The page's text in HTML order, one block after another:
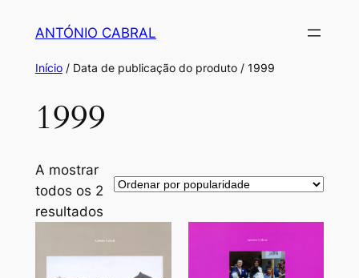
conteúdo
ANTÓNIO CABRAL
Início/ Data de publicação do produto / 1999
1999
A mostrar
todos os 2
resultadosOrdenado
popularidade